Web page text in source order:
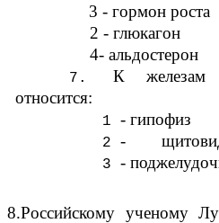
3 - гормон роста
2 - глюкагон
4- альдостерон
К железам
относится:
- гипофиз
-
-
8.Российскому ученому